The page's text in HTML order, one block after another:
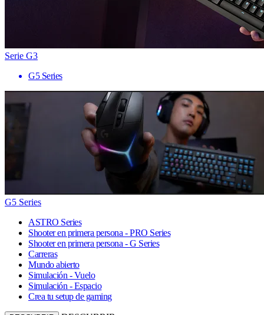
Serie G3
G5 Series
G5 Series
ASTRO Series
Shooter en primera persona - PRO Series
Shooter en primera persona - G Series
Carreras
Mundo abierto
Simulación - Vuelo
Simulación - Espacio
Crea tu setup de gaming